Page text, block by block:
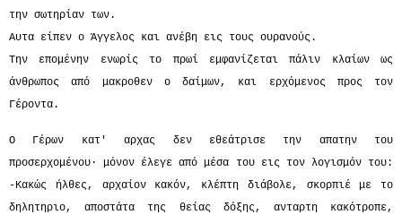
την σωτηρίαν των.
Αυτα είπεν ο Άγγελος και ανέβη εις τους ουρανούς.
Την επομένην ενωρίς το πρωί εμφανίζεται πάλιν κλαίων ως
άνθρωπος από μακροθεν ο δαίμων, και ερχόμενος προς τον
Γέροντα.
Ο Γέρων κατ' αρχας δεν εθεάτρισε την απατην του
προσερχομένου· μόνον έλεγε από μέσα του εις τον λογισμόν του:
-Κακώς ήλθες, αρχαίον κακόν, κλέπτη διάβολε, σκορπιέ με το
δηλητηριο, αποστάτα της θείας δόξης, ανταρτη κακότροπε,